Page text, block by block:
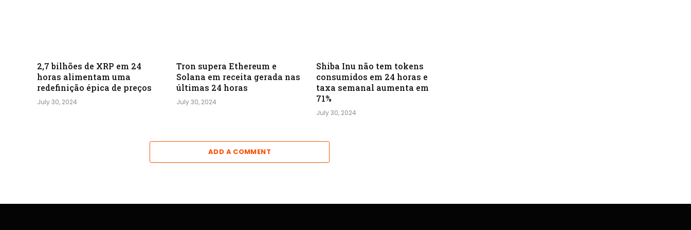
2,7 bilhões de XRP em 24
horas alimentam uma
redefinição épica de preços
July 30, 2024
Tron supera Ethereum e
Solana em receita gerada nas
últimas 24 horas
July 30, 2024
Shiba Inu não tem tokens
consumidos em 24 horas e
taxa semanal aumenta em
71%
July 30, 2024
ADD A COMMENT